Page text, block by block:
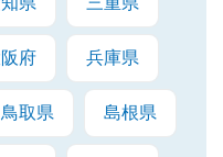
府 兵庫県
鳥取県 島根県